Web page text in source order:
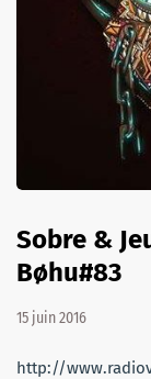
Sobre &
Bøhu#83
15 juin 2016
http://